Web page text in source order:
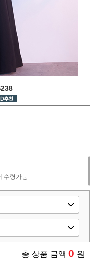
수령가능
총 상품 금액 0 원